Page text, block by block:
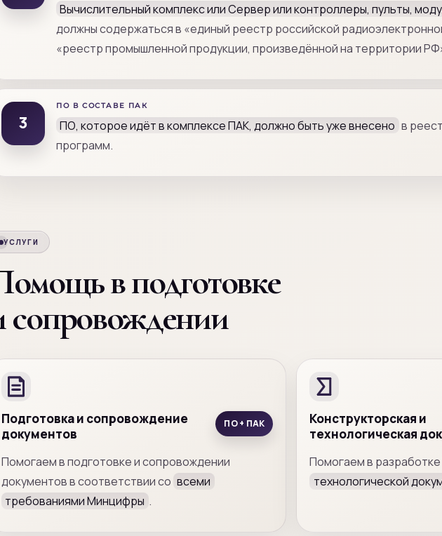
Вычислительный комплекс или Сервер или контроллеры, пульты,
должны содержаться в «единый реестр российской
«реестр промышленной продукции, произведённой на территории
3
ПО В СОСТАВЕ ПАК
ПО, которое идёт в комплексе ПАК, должно быть уже внесено в
программ.
УСЛУГИ
в подготовке
сопровождении
Подготовка и сопровождение
документов
ПО + ПАК
Помогаем в подготовке и сопровождении
документов в соответствии со всеми
требованиями Минцифры .
Конструкторская и
технологическая
Помогаем в разработке
технологической